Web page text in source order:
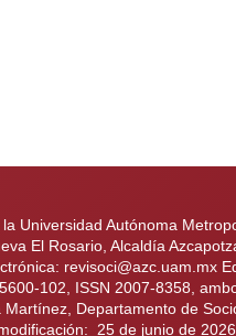
Universidad Autónoma
El Rosario, Alcaldía
revisoci@azc.uam.mx
102, ISSN 2007-8358,
Departamento de
25 de junio de